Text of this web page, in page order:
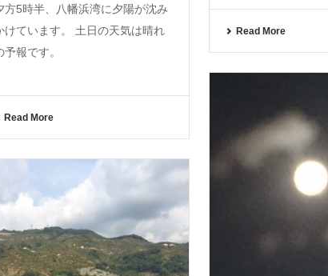
Read More
方5時半、八幡浜湾に夕陽が沈み
けています。 土日の天気は晴れ
予報です。
Read More